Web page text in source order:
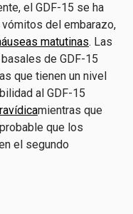
el GDF-15 se ha
del embarazo,
matutinas. Las
de GDF-15
que tienen un nivel
al GDF-15
mientras que
que los
el segundo